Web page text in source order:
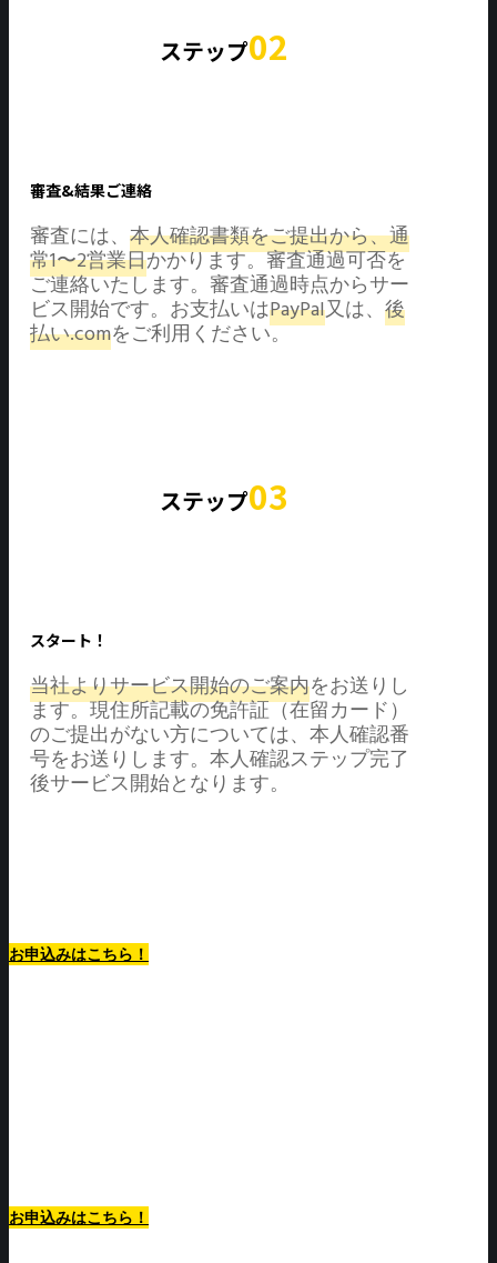
ステップ02
審査&結果ご連絡
審査には、本人確認書類をご提出から、通
常1〜2営業日かかります。審査通過可否を
ご連絡いたします。審査通過時点からサー
ビス開始です。お支払いはPayPal又は、後
払い.comをご利用ください。
ステップ03
スタート！
当社よりサービス開始のご案内をお送りし
ます。現住所記載の免許証（在留カード）
のご提出がない方については、本人確認番
号をお送りします。本人確認ステップ完了
後サービス開始となります。
お申込みはこちら！
お申込みはこちら！